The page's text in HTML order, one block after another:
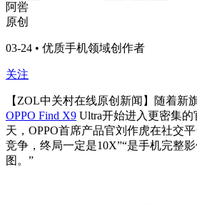
阿喾
原创
03-24 • 优质手机领域创作者
关注
【ZOL中关村在线原创新闻】随着新
OPPO Find X9 Ultra开始进入更密集
天，OPPO首席产品官刘作虎在社交
竞争，终局一定是10X”“是手机完整
图。”